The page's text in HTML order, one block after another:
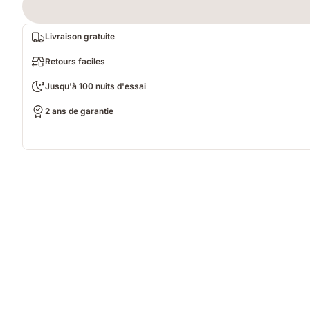
Livraison gratuite
Retours faciles
Jusqu'à 100 nuits d'essai
2 ans de garantie